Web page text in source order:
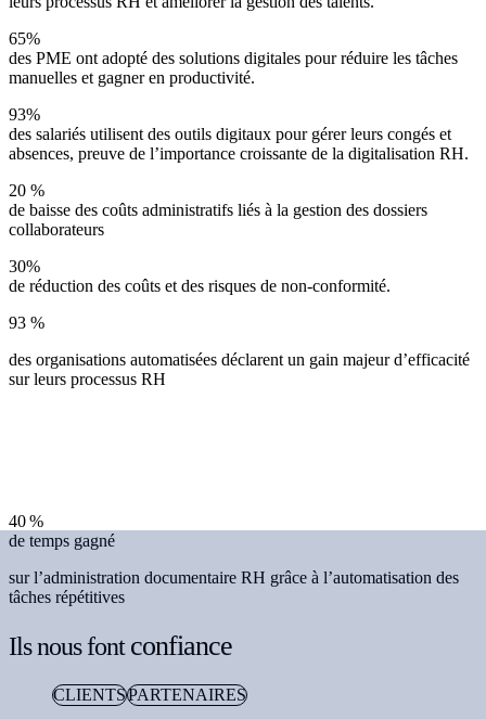
65%
des PME ont adopté des solutions digitales pour réduire les tâches
manuelles et gagner en productivité.
93%
des salariés utilisent des outils digitaux pour gérer leurs congés et
absences, preuve de l’importance croissante de la digitalisation RH.
20 %
de baisse des coûts administratifs liés à la gestion des dossiers
collaborateurs
30%
de réduction des coûts et des risques de non-conformité.
93 %
des organisations automatisées déclarent un gain majeur d’efficacité
sur leurs processus RH
40 %
de temps gagné
sur l’administration documentaire RH grâce à l’automatisation des
tâches répétitives
Ils nous fontconfiance
CLIENTSPARTENAIRES